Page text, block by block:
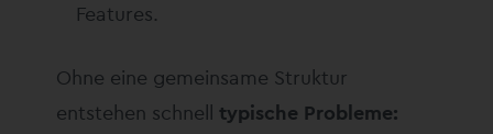
Features.
Ohne eine gemeinsame Struktur
entstehen schnelltypische Probleme: